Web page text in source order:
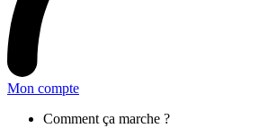
Mon compte
Comment ça marche ?